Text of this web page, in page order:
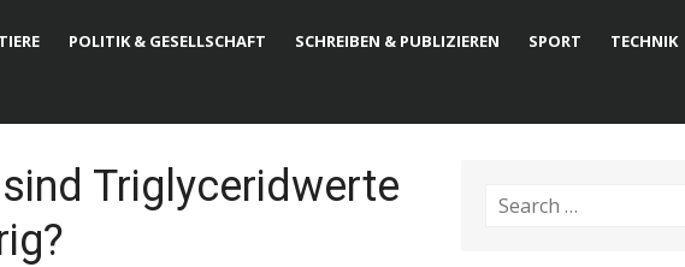
POLITIK & GESELLSCHAFT SCHREIBEN & PUBLIZIEREN SPORT TECHNIK
Triglyceridwerte
Search